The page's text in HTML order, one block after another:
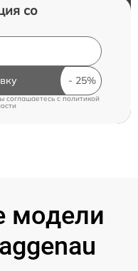
со
соглашаетесь cполитикой
модели